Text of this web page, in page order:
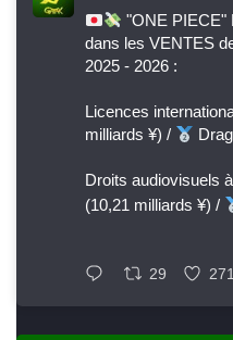
"ONE PIECE"
dans les VENTES
2025 - 2026 :
Licences
milliards ¥) /
Droits audiovisuels à
(10,21 milliards ¥) /
29 271